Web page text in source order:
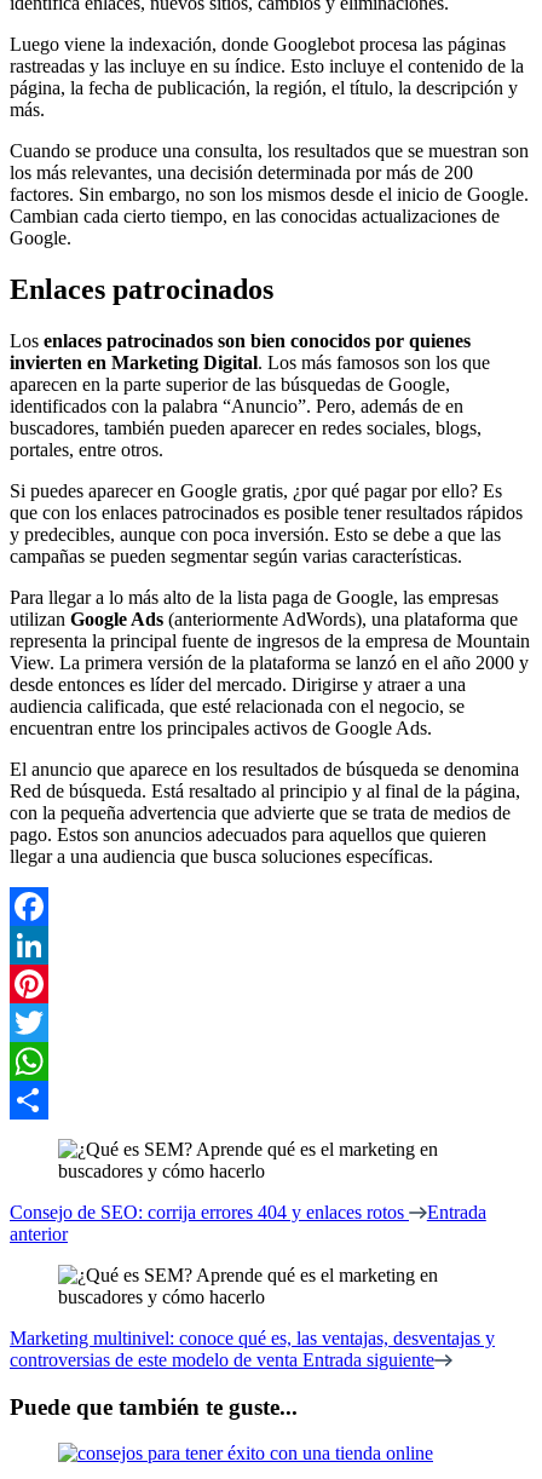
Luego viene la indexación, donde Googlebot procesa las páginas
rastreadas y las incluye en su índice. Esto incluye el contenido de la
página, la fecha de publicación, la región, el título, la descripción y
más.
Cuando se produce una consulta, los resultados que se muestran son
los más relevantes, una decisión determinada por más de 200
factores. Sin embargo, no son los mismos desde el inicio de Google.
Cambian cada cierto tiempo, en las conocidas actualizaciones de
Google.
Enlaces patrocinados
Los enlaces patrocinados son bien conocidos por quienes
invierten en Marketing Digital. Los más famosos son los que
aparecen en la parte superior de las búsquedas de Google,
identificados con la palabra “Anuncio”. Pero, además de en
buscadores, también pueden aparecer en redes sociales, blogs,
portales, entre otros.
Si puedes aparecer en Google gratis, ¿por qué pagar por ello? Es
que con los enlaces patrocinados es posible tener resultados rápidos
y predecibles, aunque con poca inversión. Esto se debe a que las
campañas se pueden segmentar según varias características.
Para llegar a lo más alto de la lista paga de Google, las empresas
utilizan Google Ads (anteriormente AdWords), una plataforma que
representa la principal fuente de ingresos de la empresa de Mountain
View. La primera versión de la plataforma se lanzó en el año 2000 y
desde entonces es líder del mercado. Dirigirse y atraer a una
audiencia calificada, que esté relacionada con el negocio, se
encuentran entre los principales activos de Google Ads.
El anuncio que aparece en los resultados de búsqueda se denomina
Red de búsqueda. Está resaltado al principio y al final de la página,
con la pequeña advertencia que advierte que se trata de medios de
pago. Estos son anuncios adecuados para aquellos que quieren
llegar a una audiencia que busca soluciones específicas.
Facebook
LinkedIn
Pinterest
Twitter
WhatsApp
Compartir
Navegación
entradas
Consejo de SEO: corrija errores 404 y enlaces rotos
Entrada
anterior
Marketing multinivel: conoce qué es, las ventajas, desventajas y
controversias de este modelo de venta Entrada siguiente
Puede que también te guste...